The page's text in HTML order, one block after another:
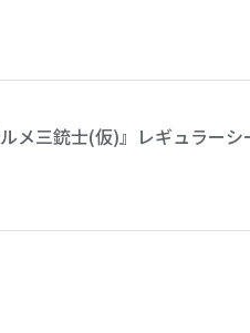
三銃士(仮)』レギュラーシ